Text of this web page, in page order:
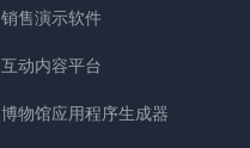
销售演示软件
互动内容平台
博物馆应用程序生成器